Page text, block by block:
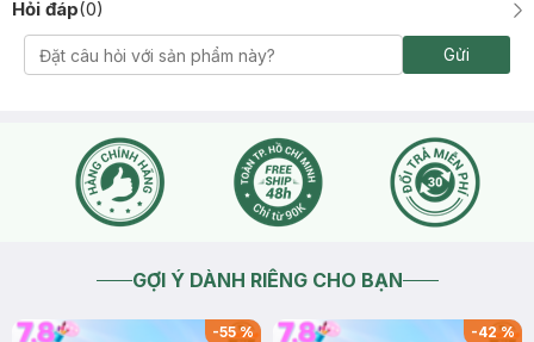
Hỏi đáp(0)
Gửi
GỢI Ý DÀNH RIÊNG CHO BẠN
-55% -42%